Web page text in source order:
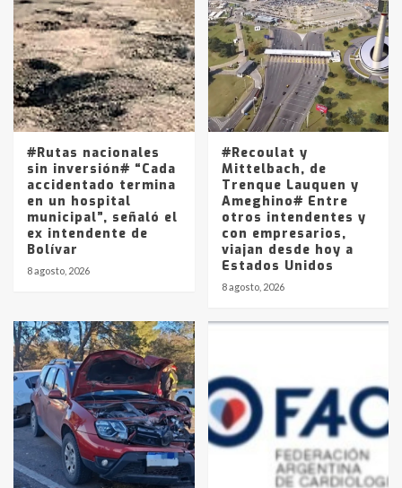
4
joven de Trenque Lauquen
5
Los precios de los combustibles en
La Pampa, desde YPF hasta Axion
entre 857 a 1338 pesos
#Rutas nacionales
sin inversión# “Cada
accidentado termina
en un hospital
municipal”, señaló el
ex intendente de
Bolívar
8 agosto, 2026
#Recoulat y
Mittelbach, de
Trenque Lauquen y
Ameghino# Entre
otros intendentes y
con empresarios,
viajan desde hoy a
Estados Unidos
8 agosto, 2026